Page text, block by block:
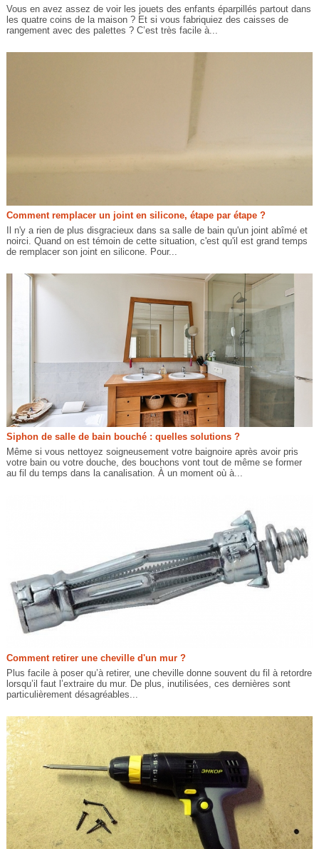
Vous en avez assez de voir les jouets des enfants éparpillés partout dans
les quatre coins de la maison ? Et si vous fabriquiez des caisses de
rangement avec des palettes ? C’est très facile à...
Comment remplacer un joint en silicone, étape par étape ?
Il n'y a rien de plus disgracieux dans sa salle de bain qu'un joint abîmé et
noirci. Quand on est témoin de cette situation, c'est qu'il est grand temps
de remplacer son joint en silicone. Pour...
Siphon de salle de bain bouché : quelles solutions ?
Même si vous nettoyez soigneusement votre baignoire après avoir pris
votre bain ou votre douche, des bouchons vont tout de même se former
au fil du temps dans la canalisation. À un moment où à...
Comment retirer une cheville d'un mur ?
Plus facile à poser qu’à retirer, une cheville donne souvent du fil à retordre
lorsqu’il faut l’extraire du mur. De plus, inutilisées, ces dernières sont
particulièrement désagréables...